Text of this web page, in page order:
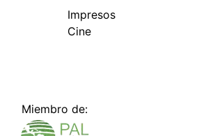
Impresos
Cine
Miembro de: